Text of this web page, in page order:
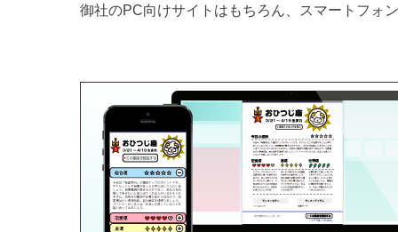
御社のPC向けサイトはもちろん、スマートフォ